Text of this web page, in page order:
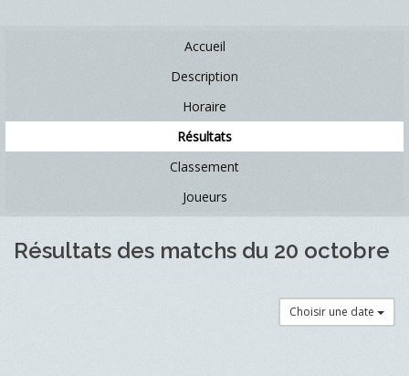
Accueil
Description
Horaire
Résultats
Classement
Joueurs
Résultats des matchs du 20 octobre
Choisir une date